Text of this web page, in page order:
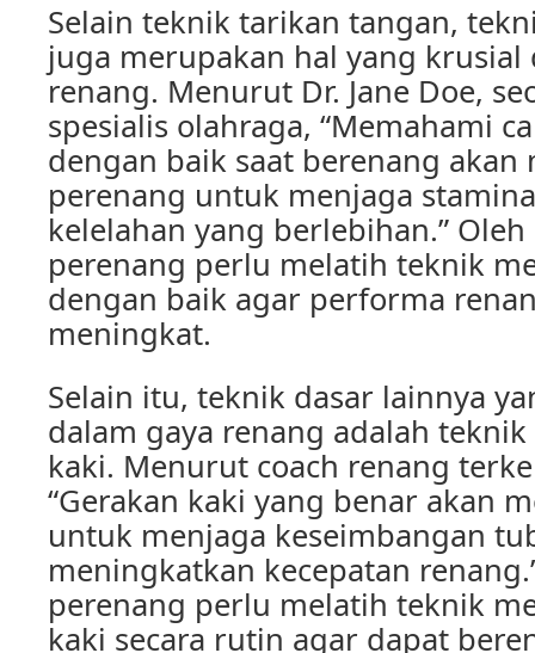
Selain teknik tarikan tangan,
juga merupakan hal yang krusial
renang. Menurut Dr. Jane Doe,
spesialis olahraga, “Memahami
dengan baik saat berenang akan
perenang untuk menjaga
kelelahan yang berlebihan.”
perenang perlu melatih teknik
dengan baik agar performa
meningkat.
Selain itu, teknik dasar lainnya
dalam gaya renang adalah
kaki. Menurut coach renang
“Gerakan kaki yang benar akan
untuk menjaga keseimbangan
meningkatkan kecepatan
perenang perlu melatih teknik
kaki secara rutin agar dapat